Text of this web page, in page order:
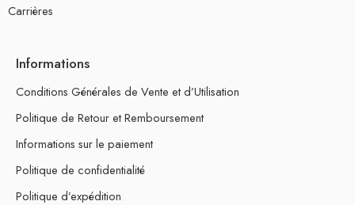
Carrières
Informations
Conditions Générales de Vente et d’Utilisation
Politique de Retour et Remboursement
Informations sur le paiement
Politique de confidentialité
Politique d’expédition